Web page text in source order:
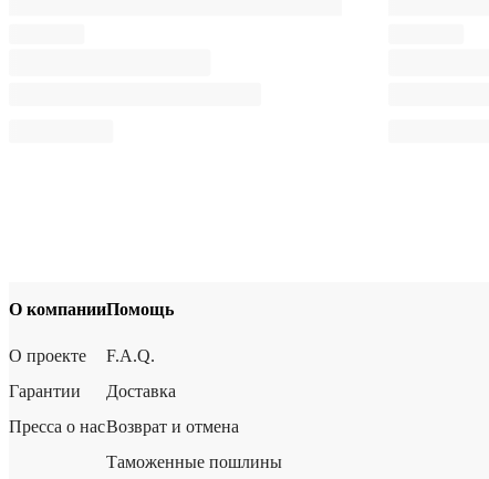
О компании
О проекте
Гарантии
Пресса о нас
Помощь
F.A.Q.
Доставка
Возврат и отмена
Таможенные пошлины